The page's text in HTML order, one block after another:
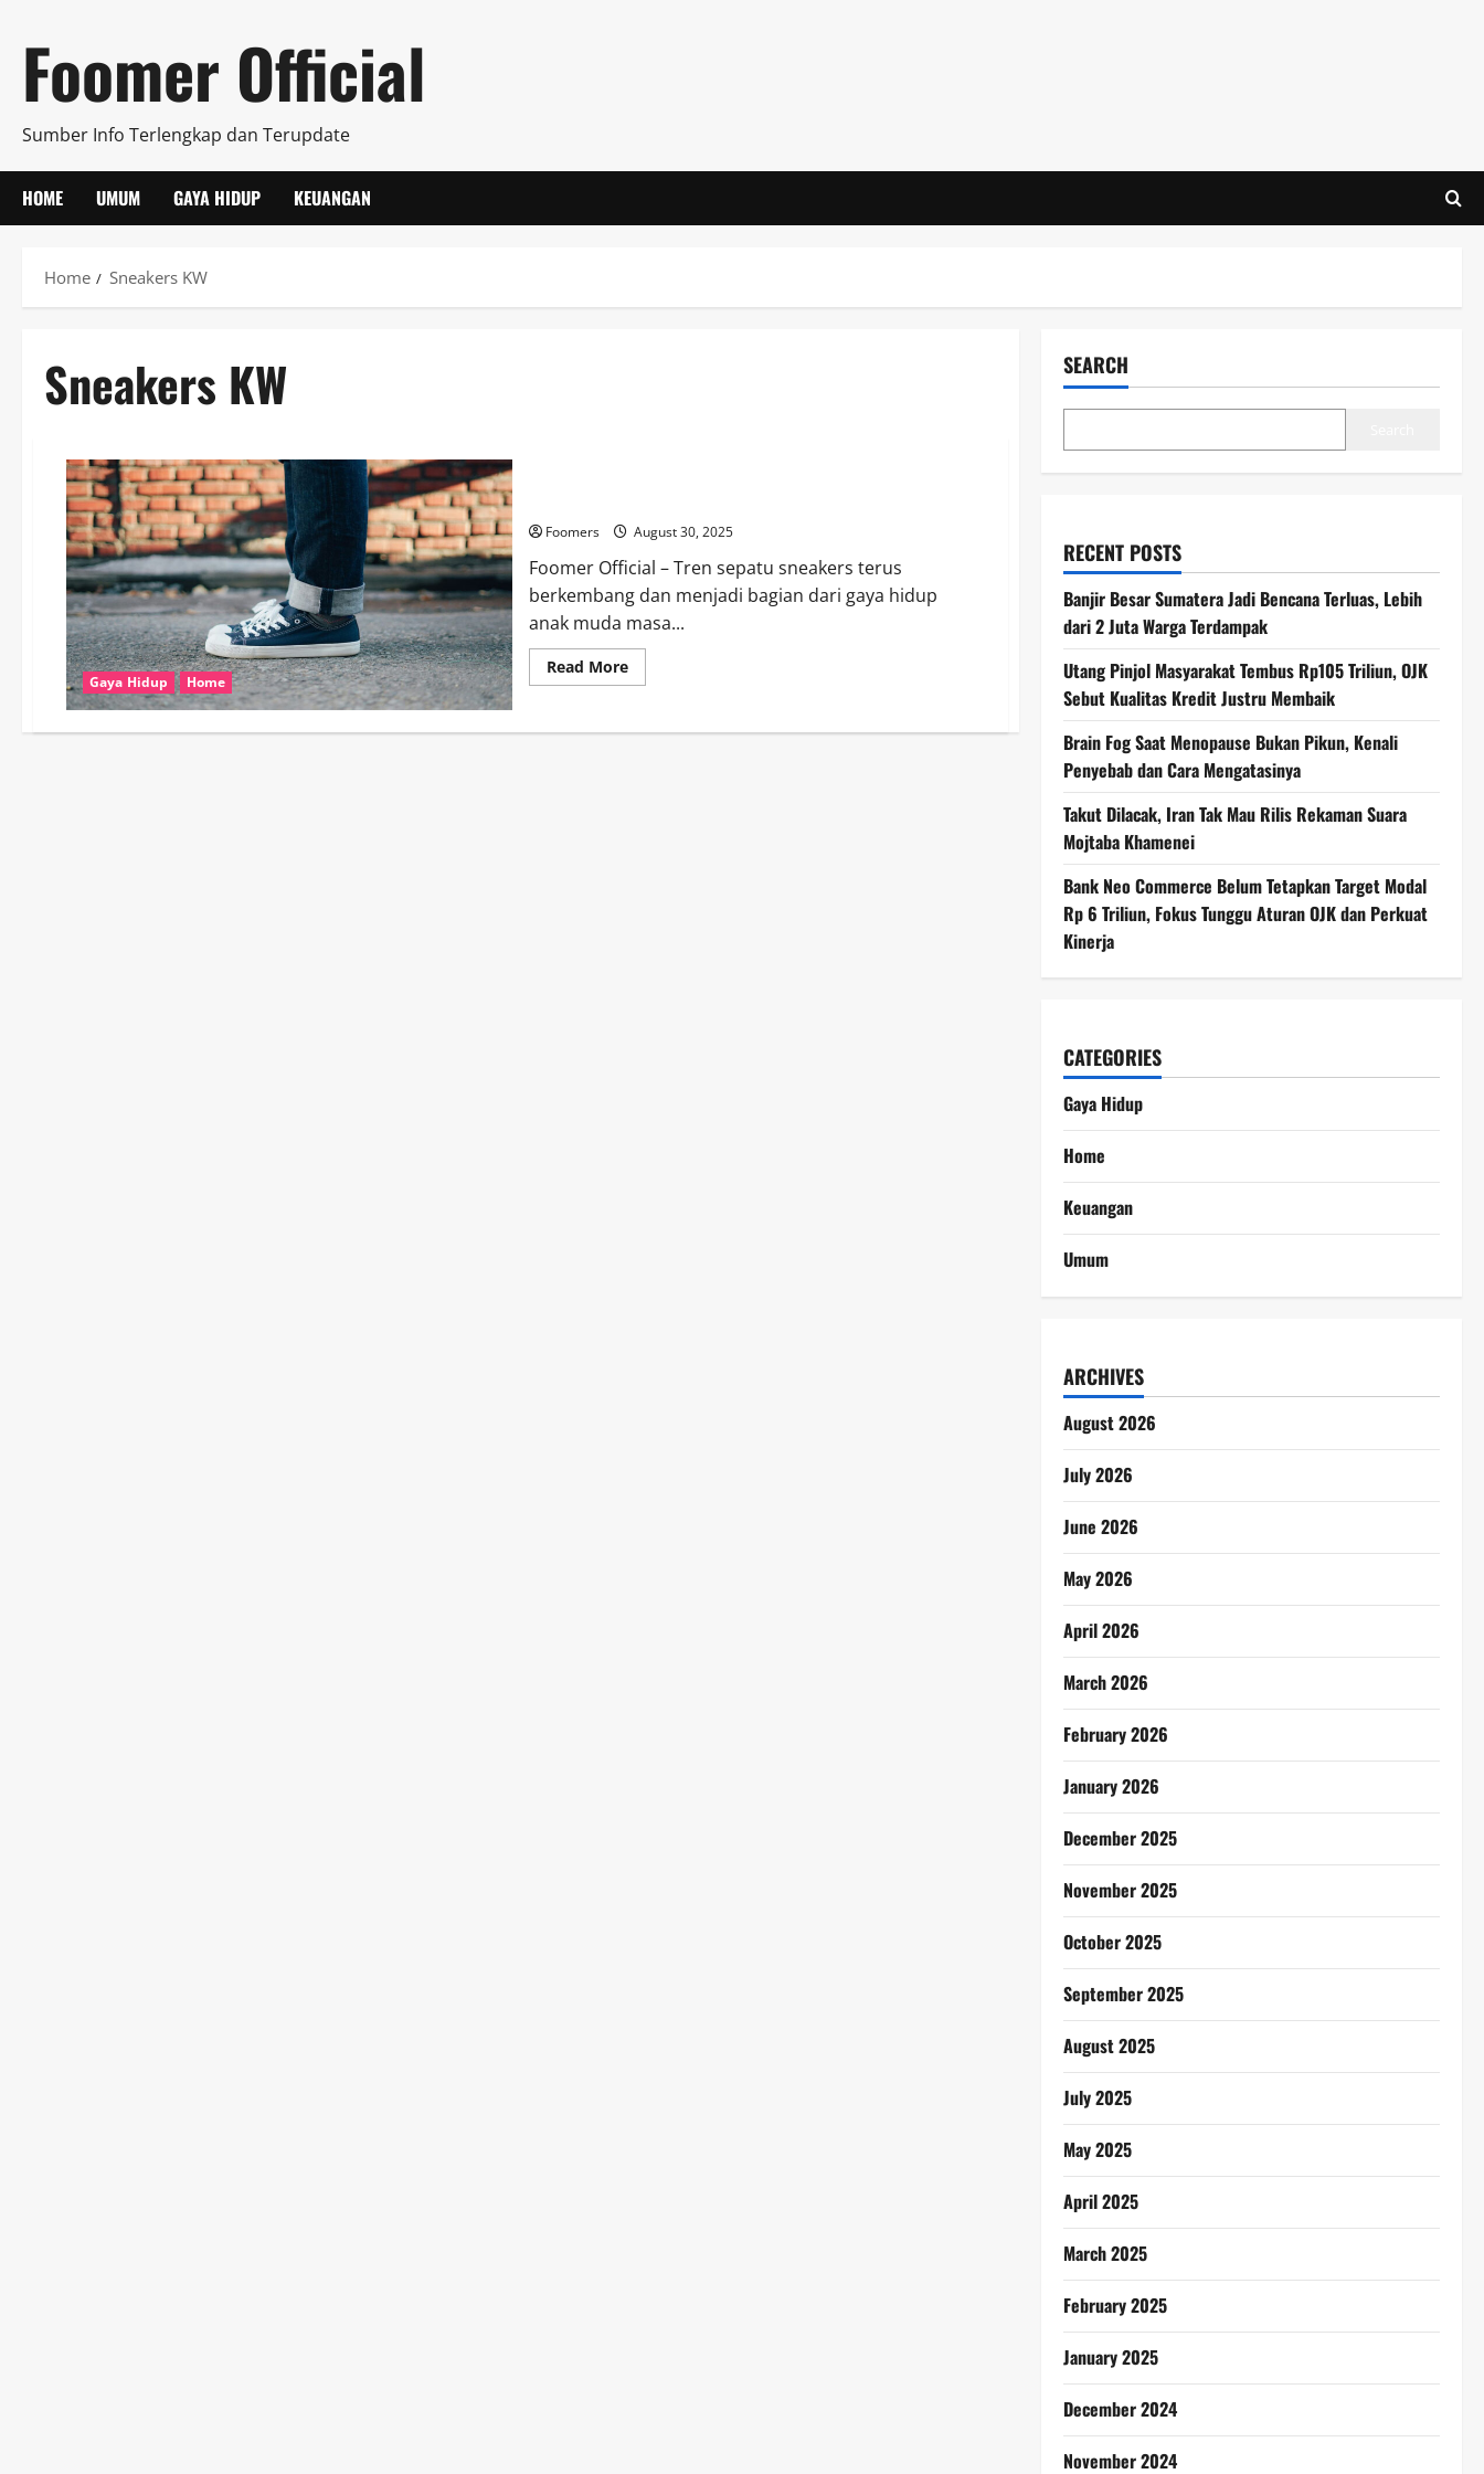
content
Foomer Official
Sumber Info Terlengkap dan Terupdate
HOME UMUM GAYA HIDUP KEUANGAN
Home Sneakers KW
Sneakers KW
Gaya Hidup Home
Foomers August 30, 2025
Foomer Official – Tren sepatu sneakers terus
berkembang dan menjadi bagian dari gaya hidup
anak muda masa...
Read MoreRead
more
SEARCH
RECENT POSTS
Banjir Besar Sumatera Jadi Bencana Terluas, Lebih
dari 2 Juta Warga Terdampak
Utang Pinjol Masyarakat Tembus Rp105 Triliun, OJK
Sebut Kualitas Kredit Justru Membaik
Brain Fog Saat Menopause Bukan Pikun, Kenali
Penyebab dan Cara Mengatasinya
Takut Dilacak, Iran Tak Mau Rilis Rekaman Suara
Mojtaba Khamenei
Bank Neo Commerce Belum Tetapkan Target Modal
Rp 6 Triliun, Fokus Tunggu Aturan OJK dan Perkuat
Kinerja
CATEGORIES
Gaya Hidup
Home
Keuangan
Umum
ARCHIVES
August 2026
July 2026
June 2026
May 2026
April 2026
March 2026
February 2026
January 2026
December 2025
November 2025
October 2025
September 2025
August 2025
July 2025
May 2025
April 2025
March 2025
February 2025
January 2025
December 2024
November 2024